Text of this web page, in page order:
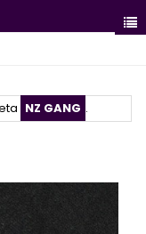
NZ GANG .